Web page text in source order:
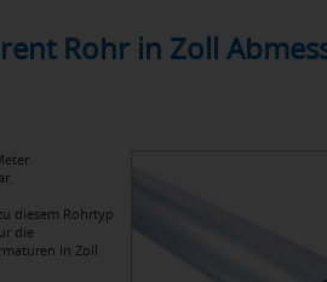
Rohr in Zoll
diesem Rohrtyp
die
in Zoll